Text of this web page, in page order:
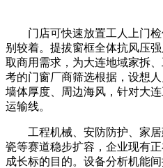
门店可快速放置工人上门检
别较着。提拔窗框全体抗风压
取商用需求，为大连地域家拆
考的门窗厂商筛选根据，设想
墙体厚度、周边海风，针对大
运输线。
工程机械、安防防护、家居
瓷等赛道稳步扩容，企业现有
成长标的目的。设备分析机能